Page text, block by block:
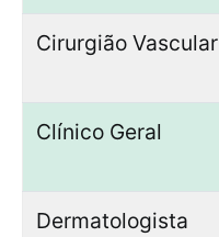
Cirurgião Vascular
Clínico Geral
Dermatologista